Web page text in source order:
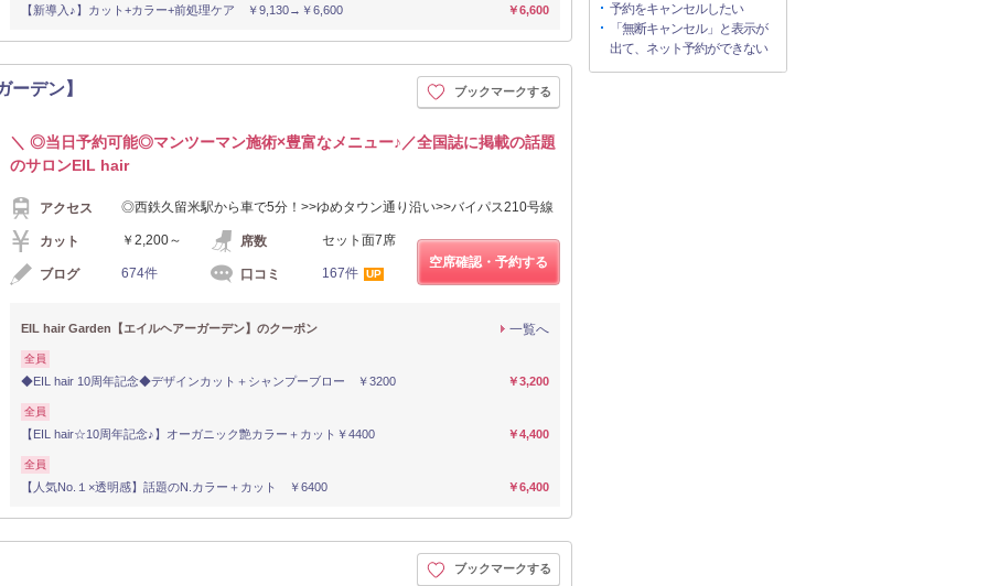
【新導入♪】カット+カラー+前処理ケア ￥9,130→￥6,600 ￥6,600
デン】 ブックマークする
＼ ◎当日予約可能◎マンツーマン施術×豊富なメニュー♪／全国誌に掲載の話題
のサロンEIL hair
アクセス ◎西鉄久留米駅から車で5分！>>ゆめタウン通り沿い>>バイパス210号線
カット ￥2,200～ 席数 セット面7席
ブログ 674件 口コミ 167件 UP
空席確認・予約する
EIL hair Garden【エイルヘアーガーデン】のクーポン 一覧へ
全員
◆EIL hair 10周年記念◆デザインカット＋シャンプーブロー ￥3200 ￥3,200
全員
【EIL hair☆10周年記念♪】オーガニック艶カラー＋カット￥4400 ￥4,400
全員
【人気No.１×透明感】話題のN.カラー＋カット ￥6400 ￥6,400
ブックマークする
予約をキャンセルしたい
「無断キャンセル」と表示が
出て、ネット予約ができない